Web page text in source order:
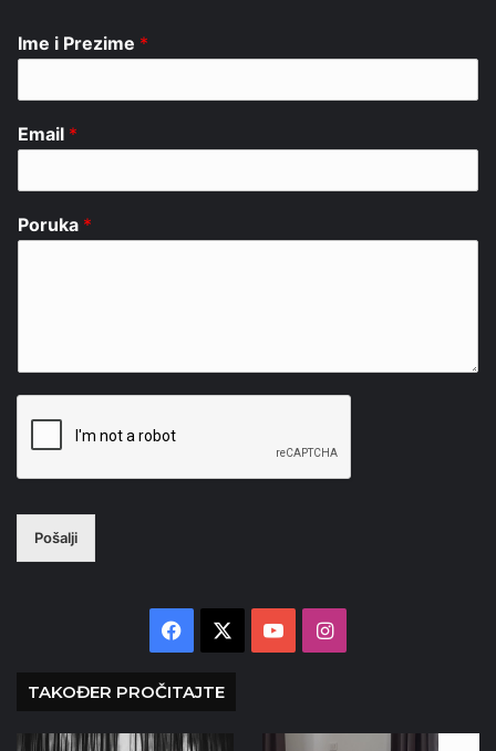
Ime i Prezime *
Email *
Poruka *
Pošalji
Facebook YouTubeInstagram
TAKOĐER PROČITAJTE